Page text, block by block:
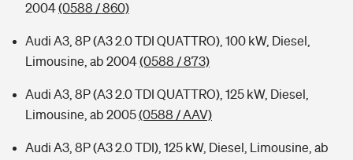
2004(0588 / 860)
Audi A3, 8P (A3 2.0 TDI QUATTRO), 100 kW, Diesel,
Limousine, ab 2004(0588 / 873)
Audi A3, 8P (A3 2.0 TDI QUATTRO), 125 kW, Diesel,
Limousine, ab 2005(0588 / AAV)
Audi A3, 8P (A3 2.0 TDI), 125 kW, Diesel, Limousine, ab